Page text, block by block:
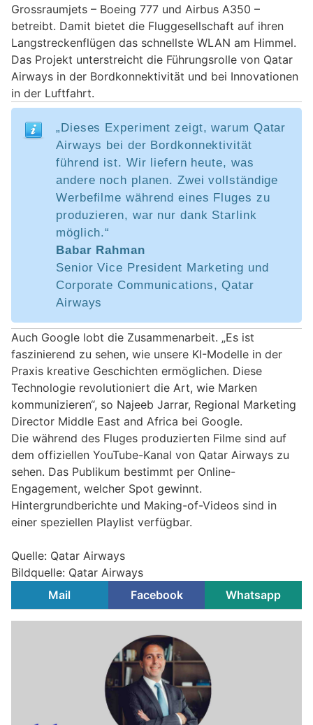
Grossraumjets – Boeing 777 und Airbus A350 –
betreibt. Damit bietet die Fluggesellschaft auf ihren
Langstreckenflügen das schnellste WLAN am Himmel.
Das Projekt unterstreicht die Führungsrolle von Qatar
Airways in der Bordkonnektivität und bei Innovationen
in der Luftfahrt.
„Dieses Experiment zeigt, warum Qatar
Airways bei der Bordkonnektivität
führend ist. Wir liefern heute, was
andere noch planen. Zwei vollständige
Werbefilme während eines Fluges zu
produzieren, war nur dank Starlink
möglich.“
Babar Rahman
Senior Vice President Marketing und
Corporate Communications, Qatar
Airways
Auch Google lobt die Zusammenarbeit. „Es ist
faszinierend zu sehen, wie unsere KI-Modelle in der
Praxis kreative Geschichten ermöglichen. Diese
Technologie revolutioniert die Art, wie Marken
kommunizieren“, so Najeeb Jarrar, Regional Marketing
Director Middle East and Africa bei Google.
Die während des Fluges produzierten Filme sind auf
dem offiziellen YouTube-Kanal von Qatar Airways zu
sehen. Das Publikum bestimmt per Online-
Engagement, welcher Spot gewinnt.
Hintergrundberichte und Making-of-Videos sind in
einer speziellen Playlist verfügbar.
Quelle: Qatar Airways
Bildquelle: Qatar Airways
Mail
Facebook Whatsapp